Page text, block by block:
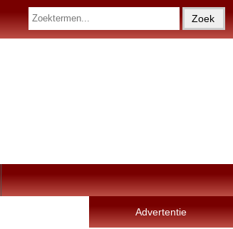
Advertentie